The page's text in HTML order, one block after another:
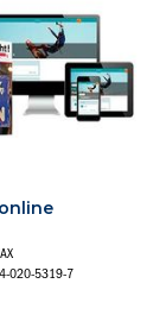
020-5319-7